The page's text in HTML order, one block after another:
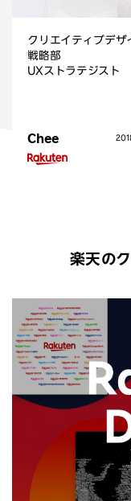
クリエイティブデザ
戦略部
UXストラテジスト
Chee
楽天の